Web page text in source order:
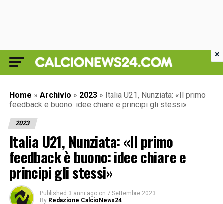
Home » Archivio » 2023 » Italia U21, Nunziata: «Il primo
feedback è buono: idee chiare e principi gli stessi»
2023
Italia U21, Nunziata: «Il primo
feedback è buono: idee chiare e
principi gli stessi»
Published 3 anni ago on 7 Settembre 2023
By Redazione CalcioNews24
×